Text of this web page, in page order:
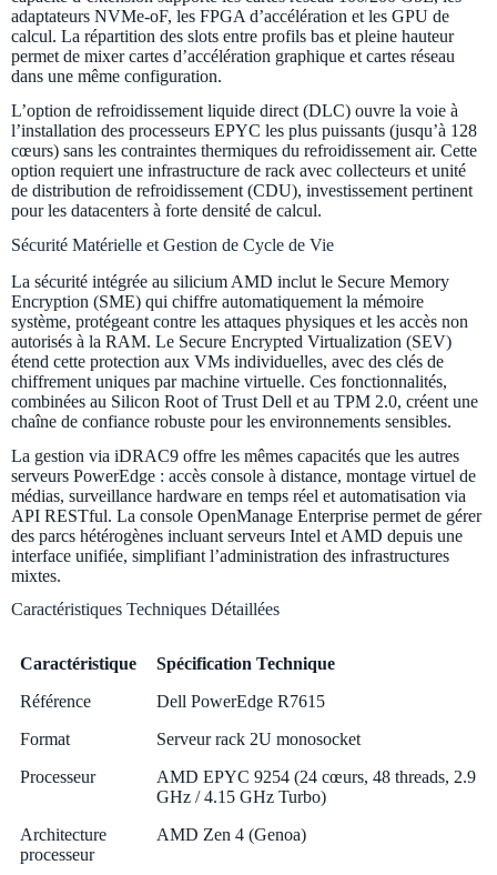
adaptateurs NVMe-oF, les FPGA d’accélération et les GPU de
calcul. La répartition des slots entre profils bas et pleine hauteur
permet de mixer cartes d’accélération graphique et cartes réseau
dans une même configuration.
L’option de refroidissement liquide direct (DLC) ouvre la voie à
l’installation des processeurs EPYC les plus puissants (jusqu’à 128
cœurs) sans les contraintes thermiques du refroidissement air. Cette
option requiert une infrastructure de rack avec collecteurs et unité
de distribution de refroidissement (CDU), investissement pertinent
pour les datacenters à forte densité de calcul.
Sécurité Matérielle et Gestion de Cycle de Vie
La sécurité intégrée au silicium AMD inclut le Secure Memory
Encryption (SME) qui chiffre automatiquement la mémoire
système, protégeant contre les attaques physiques et les accès non
autorisés à la RAM. Le Secure Encrypted Virtualization (SEV)
étend cette protection aux VMs individuelles, avec des clés de
chiffrement uniques par machine virtuelle. Ces fonctionnalités,
combinées au Silicon Root of Trust Dell et au TPM 2.0, créent une
chaîne de confiance robuste pour les environnements sensibles.
La gestion via iDRAC9 offre les mêmes capacités que les autres
serveurs PowerEdge : accès console à distance, montage virtuel de
médias, surveillance hardware en temps réel et automatisation via
API RESTful. La console OpenManage Enterprise permet de gérer
des parcs hétérogènes incluant serveurs Intel et AMD depuis une
interface unifiée, simplifiant l’administration des infrastructures
mixtes.
Caractéristiques Techniques Détaillées
Caractéristique
Spécification Technique
Caractéristique
Spécification Technique
Référence
Dell PowerEdge R7615
Format
Serveur rack 2U monosocket
Processeur
AMD EPYC 9254 (24 cœurs, 48 threads, 2.9
GHz / 4.15 GHz Turbo)
Architecture
processeur
AMD Zen 4 (Genoa)